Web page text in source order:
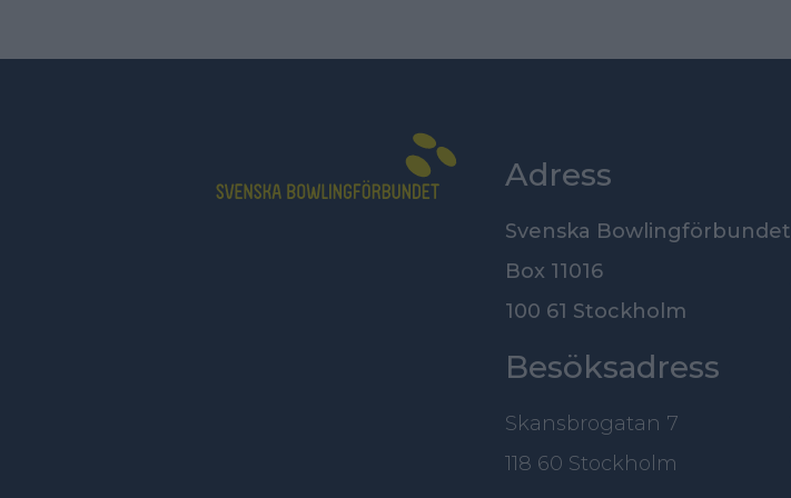
Adress
Svenska Bowlingförbundet
Box 11016
100 61 Stockholm
Besöksadress
Skansbrogatan 7
118 60 Stockholm